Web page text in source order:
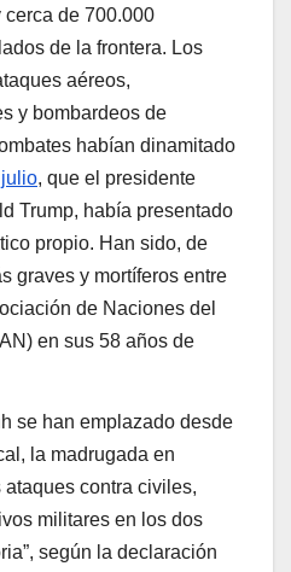
de 700.000
de la frontera. Los
aéreos,
y bombardeos de
habían dinamitado
, que el presidente
Trump, había presentado
propio. Han sido, de
graves y mortíferos entre
de Naciones del
en sus 58 años de
se han emplazado desde
la madrugada en
ataques contra civiles,
militares en los dos
según la declaración